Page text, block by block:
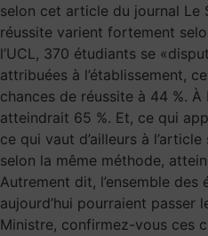
selon cet article du journal Le
réussite varient fortement
l’UCL, 370 étudiants se
attribuées à l’établissement,
chances de réussite à 44 %.
atteindrait 65 %. Et, ce qui
ce qui vaut d’ailleurs à
selon la même méthode,
Autrement dit, l’ensemble
aujourd’hui pourraient passer
Ministre, confirmez-vous ces